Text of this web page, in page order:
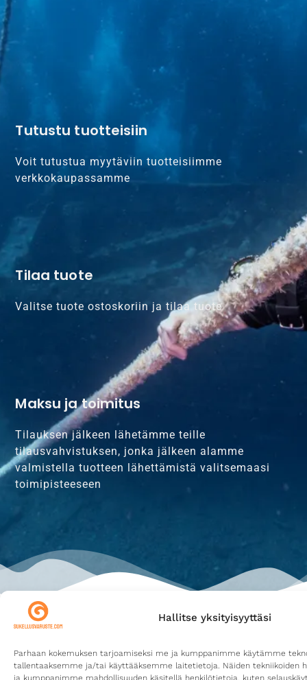
Hallitse yksityisyyttäsi
Parhaan kokemuksen tarjoamiseksi me ja kumppanimme käytämme
tallentaaksemme ja/tai käyttääksemme laitetietoja. Näiden tekniikoiden
Tutustu tuotteisiin
Voit tutustua myytäviin tuotteisiimme
verkkokaupassamme
Tilaa tuote
Valitse tuote ostoskoriin ja tilaa tuote
Maksu ja toimitus
Tilauksen jälkeen lähetämme teille
tilausvahvistuksen, jonka jälkeen alamme
valmistella tuotteen lähettämistä valitsemaasi
toimipisteeseen